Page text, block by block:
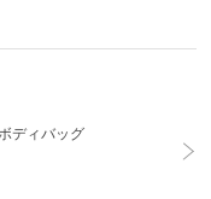
ディバッグ